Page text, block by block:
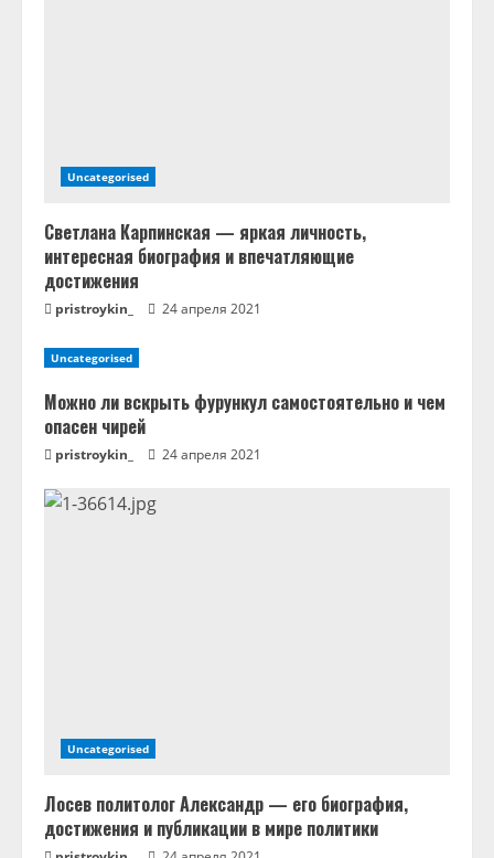
Uncategorised
Светлана Карпинская — яркая личность,
интересная биография и впечатляющие
достижения
pristroykin_ 24 апреля 2021
Uncategorised
Можно ли вскрыть фурункул самостоятельно и чем
опасен чирей
pristroykin_ 24 апреля 2021
Uncategorised
Лосев политолог Александр — его биография,
достижения и публикации в мире политики